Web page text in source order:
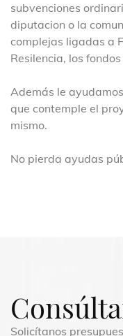
subvenciones
diputacion o la
complejas ligadas a
Resilencia, los
Además le
que contemple el
mismo.
No pierda ayudas
Solicítanos